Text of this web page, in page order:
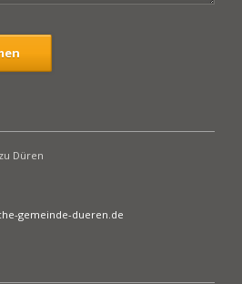
Düren
gemeinde-dueren.de